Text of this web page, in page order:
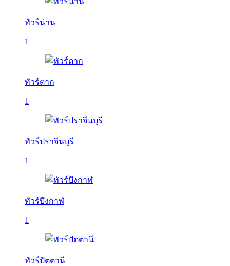
ทัวร์น่าน
1
ทัวร์ตาก
1
ทัวร์ปราจีนบุรี
1
ทัวร์บึงกาฬ
1
ทัวร์ปัตตานี